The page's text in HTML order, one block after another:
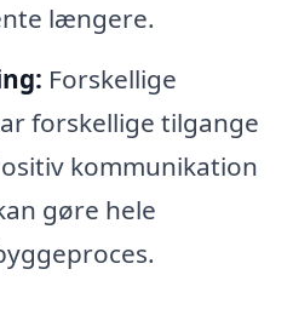
længere.
Forskellige
forskellige tilgange
kommunikation
gøre hele